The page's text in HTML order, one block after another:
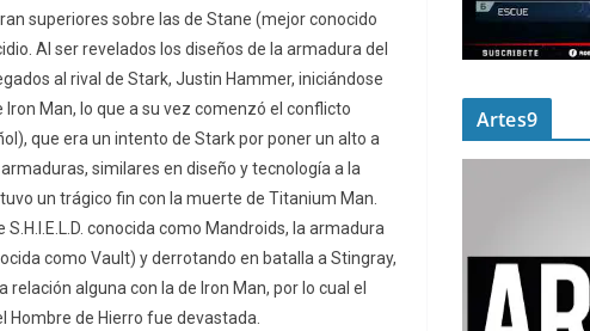
superiores sobre las de Stane (mejor conocido
Al ser revelados los diseños de la armadura del
al rival de Stark, Justin Hammer, iniciándose
Man, lo que a su vez comenzó el conflicto
que era un intento de Stark por poner un alto a
similares en diseño y tecnología a la
un trágico fin con la muerte de Titanium Man.
conocida como Mandroids, la armadura
como Vault) y derrotando en batalla a Stingray,
alguna con la de Iron Man, por lo cual el
de Hierro fue devastada.
Artes9